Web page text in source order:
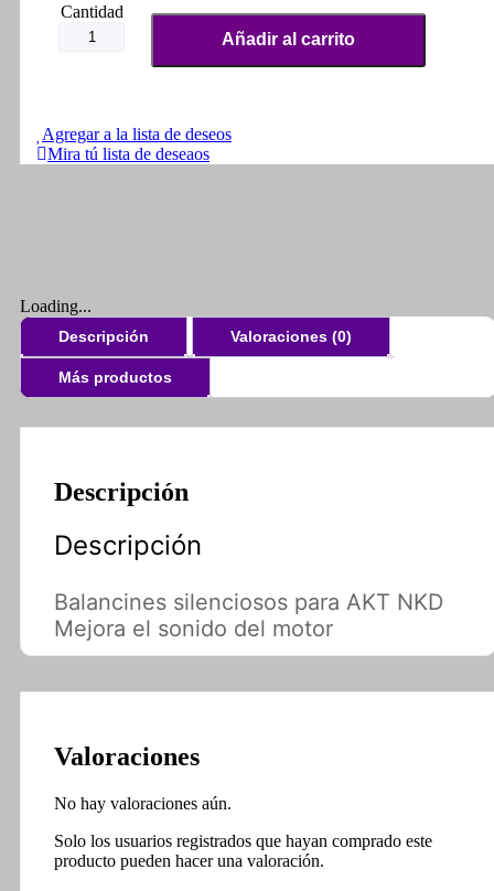
Balancines
Añadir al carrito
Agregar a la lista de deseos
Mira tú lista de deseaos
Loading...
Descripción Valoraciones (0)
Más productos
Descripción
Descripción
Balancines silenciosos para AKT NKD
Mejora el sonido del motor
Valoraciones
No hay valoraciones aún.
Solo los usuarios registrados que hayan comprado este
producto pueden hacer una valoración.